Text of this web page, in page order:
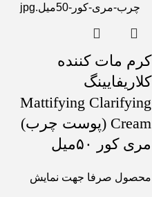
کرم مات کننده
کلاریفایینگ
Mattifying Clarifying
Cream (پوست چرب)
مری کور ۵۰میل
محصول صرفا جهت نمایش